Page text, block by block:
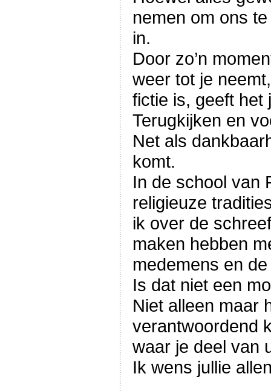
nemen om ons
in.
Door zo’n
weer tot je
fictie is, geeft het
Terugkijken en
Net als
komt.
In de school van
religieuze
ik over de
maken hebben
medemens en
Is dat niet een
Niet alleen maar
verantwoordend
waar je deel van
Ik wens jullie